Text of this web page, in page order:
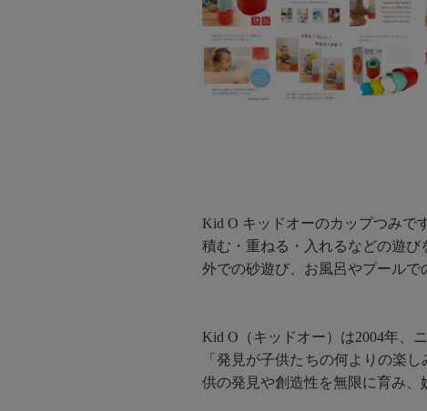
Kid O キッドオーのカップつみです
積む・重ねる・入れるなどの遊び
外での砂遊び、お風呂やプールで
Kid O（キッドオー）は2004年、
「発見が子供たちの何よりの楽
供の発見や創造性を無限に育み、